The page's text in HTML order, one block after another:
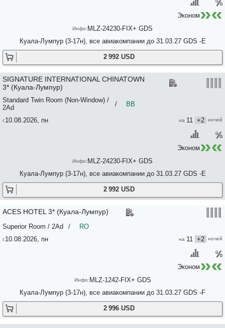
Куала-Лумпур (3-17н), все авиакомпании до 31.03.27 GDS -E
2 992 USD
MLZ-24230-FIX+ GDS
Эконом
10.08.2026, пн
Куала-Лумпур (3-17н), все авиакомпании до 31.03.27 GDS -E
11 +2
SIGNATURE INTERNATIONAL CHINATOWN
3* (Куала-Лумпур)
/ BB
Standard Twin Room (Non-Window) /
2Ad
2 992 USD
MLZ-24230-FIX+ GDS
Эконом
10.08.2026, пн
Куала-Лумпур (3-17н), все авиакомпании до 31.03.27 GDS -F
11 +2
ACES HOTEL 3* (Куала-Лумпур)
/ RO
Superior Room / 2Ad
2 996 USD
MLZ-1242-FIX+ GDS
Эконом